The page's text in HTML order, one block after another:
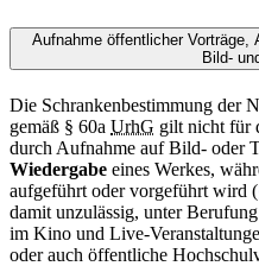
Aufnahme öffentlicher Vorträge,
Bild-
Die Schrankenbestimmung der
gemäß § 60a UrhG gilt nicht für
durch Aufnahme auf Bild- oder
Wiedergabe eines Werkes,
aufgeführt oder vorgeführt wird (
damit unzulässig, unter
im Kino und Live-
oder auch öffentliche